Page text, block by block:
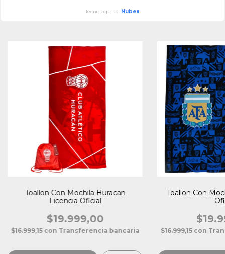
Tecnología de Nubea
Toallon Con Mochila Huracan
Licencia Oficial
$19.999,00
$16.999,15 con Transferencia bancaria
Toallon Con
$16.999,15 con